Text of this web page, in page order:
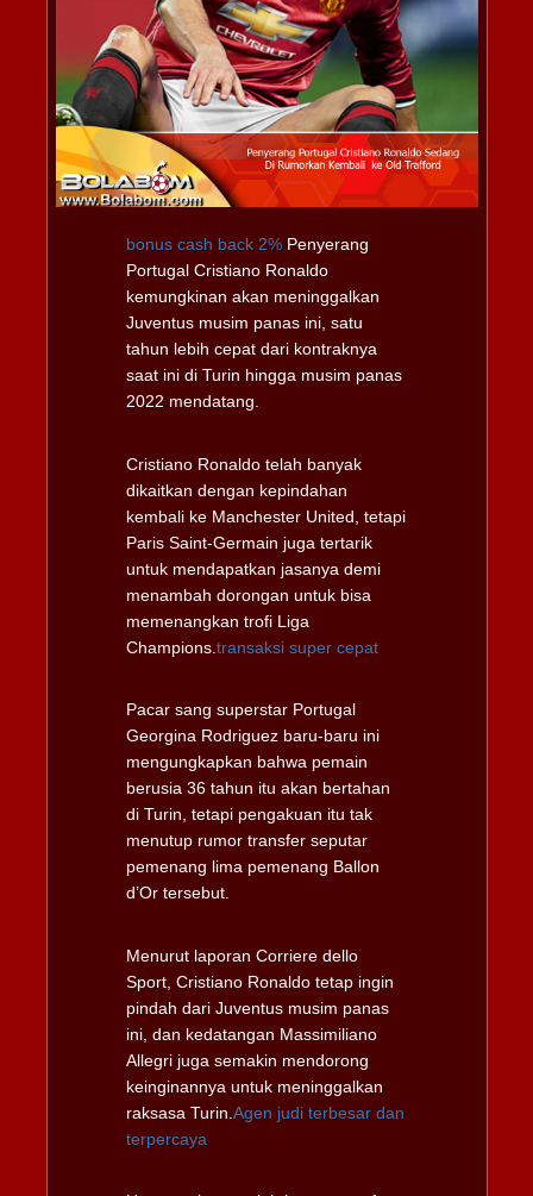
bonus cash back 2%Penyerang
Portugal Cristiano Ronaldo
kemungkinan akan meninggalkan
Juventus musim panas ini, satu
tahun lebih cepat dari kontraknya
saat ini di Turin hingga musim panas
2022 mendatang.
Cristiano Ronaldo telah banyak
dikaitkan dengan kepindahan
kembali ke Manchester United, tetapi
Paris Saint-Germain juga tertarik
untuk mendapatkan jasanya demi
menambah dorongan untuk bisa
memenangkan trofi Liga
Champions. transaksi super cepat
Pacar sang superstar Portugal
Georgina Rodriguez baru-baru ini
mengungkapkan bahwa pemain
berusia 36 tahun itu akan bertahan
di Turin, tetapi pengakuan itu tak
menutup rumor transfer seputar
pemenang lima pemenang Ballon
d’Or tersebut.
Menurut laporan Corriere dello
Sport, Cristiano Ronaldo tetap ingin
pindah dari Juventus musim panas
ini, dan kedatangan Massimiliano
Allegri juga semakin mendorong
keinginannya untuk meninggalkan
raksasa Turin. Agen judi terbesar dan
terpercaya